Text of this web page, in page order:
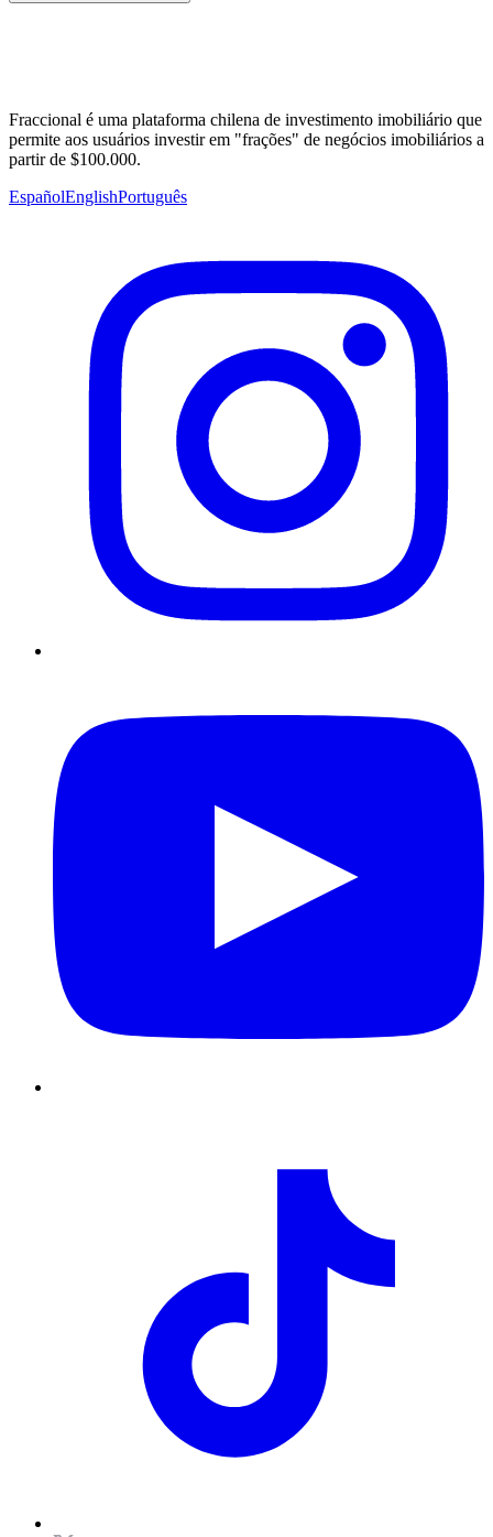
Fraccional é uma plataforma chilena de investimento imobiliário que
permite aos usuários investir em "frações" de negócios imobiliários a
partir de $100.000.
EspañolEnglishPortuguês